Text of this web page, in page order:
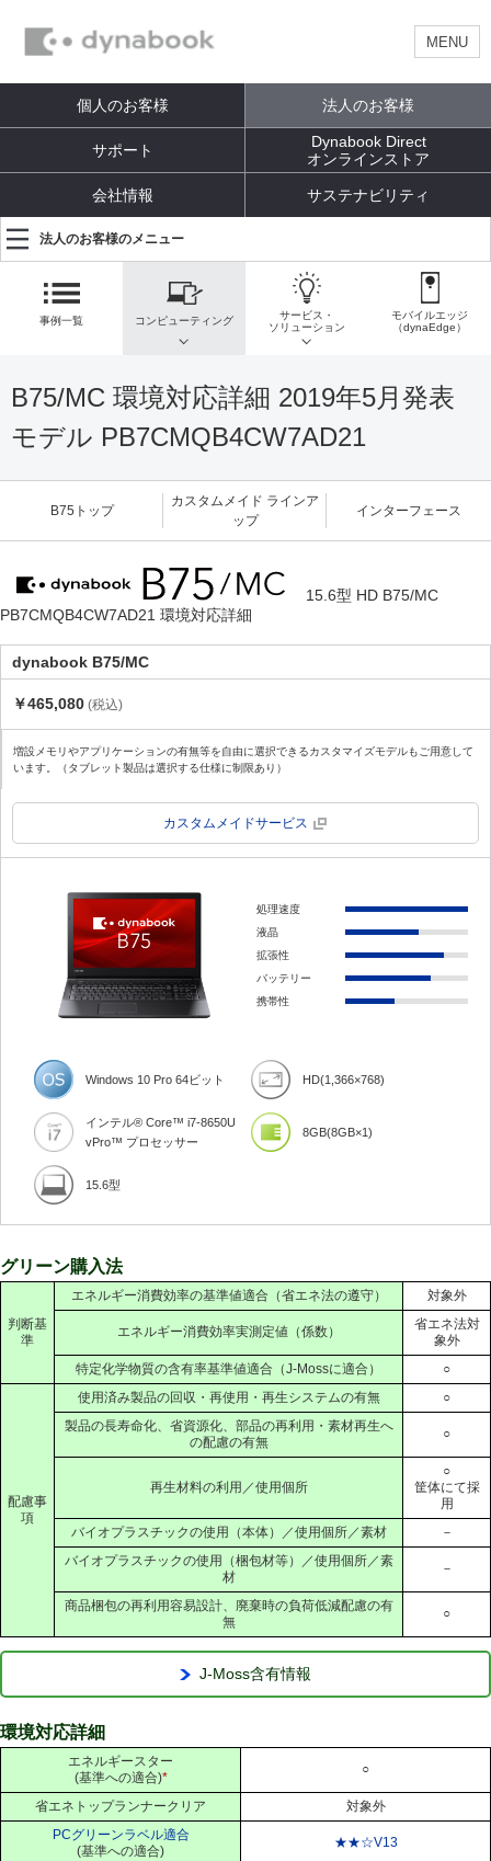
MENU
個人のお客様 法人のお客様
サポート
Dynabook Direct
オンラインストア
会社情報 サステナビリティ
法人のお客様のメニュー
事例一覧 コンピューティング
サービス・
ソリューション
モバイルエッジ
（dynaEdge）
B75/MC 環境対応詳細 2019年5月発表
モデル PB7CMQB4CW7AD21
B75トップ
カスタムメイド ラインア
ップ
インターフェース
15.6型 HD B75/MC
PB7CMQB4CW7AD21 環境対応詳細
dynabook B75/MC
￥465,080 (税込)
増設メモリやアプリケーションの有無等を自由に選択できるカスタマイズモデルもご用意して
います。（タブレット製品は選択する仕様に制限あり）
カスタムメイドサービス
処理速度
液晶
拡張性
バッテリー
携帯性
Windows 10 Pro 64ビット
インテル® Core™ i7-8650U
vPro™ プロセッサー
15.6型
HD(1,366×768)
8GB(8GB×1)
グリーン購入法
判断基
準
エネルギー消費効率の基準値適合（省エネ法の遵守） 対象外
エネルギー消費効率実測定値（係数）
省エネ法対
象外
特定化学物質の含有率基準値適合（J-Mossに適合）
○
配慮事
項
使用済み製品の回収・再使用・再生システムの有無
○
製品の長寿命化、省資源化、部品の再利用・素材再生へ
の配慮の有無
○
再生材料の利用／使用個所
○
筐体にて採
用
バイオプラスチックの使用（本体）／使用個所／素材
－
バイオプラスチックの使用（梱包材等）／使用個所／素
材
－
商品梱包の再利用容易設計、廃棄時の負荷低減配慮の有
無
○
J-Moss含有情報
環境対応詳細
エネルギースター
(基準への適合)*
○
省エネトップランナークリア
対象外
PCグリーンラベル適合
(基準への適合)
★★☆V13